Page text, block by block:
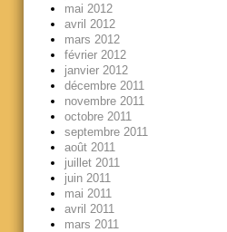
mai 2012
avril 2012
mars 2012
février 2012
janvier 2012
décembre 2011
novembre 2011
octobre 2011
septembre 2011
août 2011
juillet 2011
juin 2011
mai 2011
avril 2011
mars 2011